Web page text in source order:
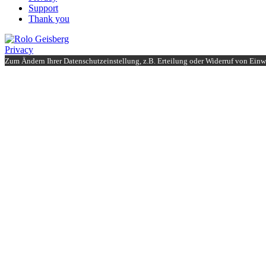
Support
Thank you
Privacy
Zum Ändern Ihrer Datenschutzeinstellung, z.B. Erteilung oder Widerruf von